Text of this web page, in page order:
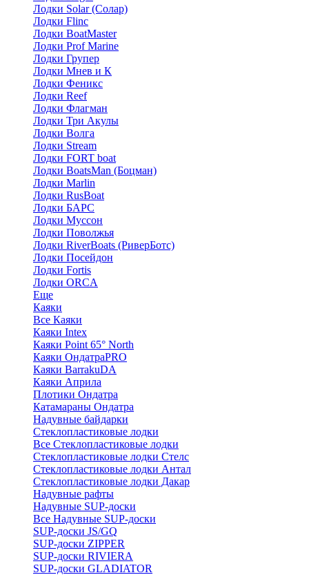
Лодки Solar (Солар)
Лодки Flinc
Лодки BoatMaster
Лодки Prof Marine
Лодки Групер
Лодки Мнев и К
Лодки Феникс
Лодки Reef
Лодки Флагман
Лодки Три Акулы
Лодки Волга
Лодки Stream
Лодки FORT boat
Лодки BoatsMan (Боцман)
Лодки Marlin
Лодки RusBoat
Лодки БАРС
Лодки Муссон
Лодки Поволжья
Лодки RiverBoats (РиверБотс)
Лодки Посейдон
Лодки Fortis
Лодки ORCA
Еще
Каяки
Все Каяки
Каяки Intex
Каяки Point 65° North
Каяки ОндатраPRO
Каяки BarrakuDA
Каяки Априла
Плотики Ондатра
Катамараны Ондатра
Надувные байдарки
Стеклопластиковые лодки
Все Стеклопластиковые лодки
Стеклопластиковые лодки Стелс
Стеклопластиковые лодки Антал
Стеклопластиковые лодки Дакар
Надувные рафты
Надувные SUP-доски
Все Надувные SUP-доски
SUP-доски JS/GQ
SUP-доски ZIPPER
SUP-доски RIVIERA
SUP-доски GLADIATOR